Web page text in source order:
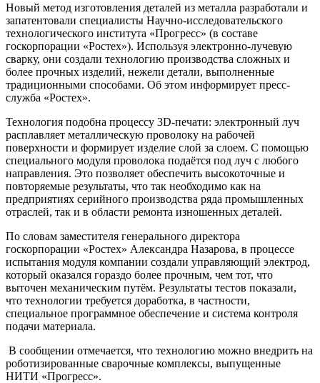
Новый метод изготовления деталей из металла разработали и
запатентовали специалисты Научно-исследовательского
технологического института «Прогресс» (в составе
госкорпорации «Ростех»). Используя электронно-лучевую
сварку, они создали технологию производства сложных и
более прочных изделий, нежели детали, выполненные
традиционными способами. Об этом информирует пресс-
служба «Ростех».
Технология подобна процессу 3D-печати: электронный луч
расплавляет металлическую проволоку на рабочей
поверхности и формирует изделие слой за слоем. С помощью
специального модуля проволока подаётся под луч с любого
направления. Это позволяет обеспечить высокоточные и
повторяемые результаты, что так необходимо как на
предприятиях серийного производства ряда промышленных
отраслей, так и в области ремонта изношенных деталей.
По словам заместителя генерального директора
госкорпорации «Ростех» Александра Назарова, в процессе
испытания модуля компании создали управляющий электрод,
который оказался гораздо более прочным, чем тот, что
выточен механическим путём. Результаты тестов показали,
что технологии требуется доработка, в частности,
специальное программное обеспечение и система контроля
подачи материала.
В сообщении отмечается, что технологию можно внедрить на
роботизированные сварочные комплексы, выпущенные
НИТИ «Прогресс».